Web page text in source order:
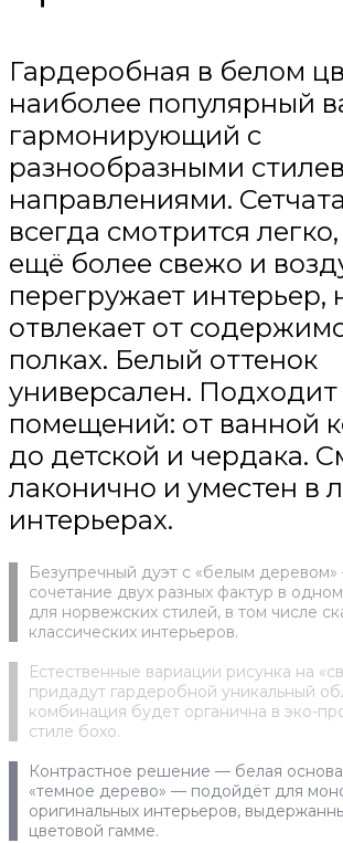
Гардеробная в белом
наиболее популярный
гармонирующий с
разнообразными
направлениями.
всегда смотрится
ещё более свежо и
перегружает интерьер,
отвлекает от
полках. Белый оттенок
универсален. Подходит
помещений: от ванной
до детской и чердака.
лаконично и уместен в
интерьерах.
Безупречный дуэт с «белым
сочетание двух разных фактур в
для норвежских стилей, в том числе
классических интерьеров.
Естественные вариации рисунка на
придадут гардеробной уникальный
комбинация будет органична в эко-
стиле бохо.
Контрастное решение — белая
«темное дерево» — подойдёт для
оригинальных интерьеров,
цветовой гамме.